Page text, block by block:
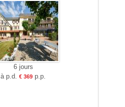
6 jours
à p.d.€ 369 p.p.